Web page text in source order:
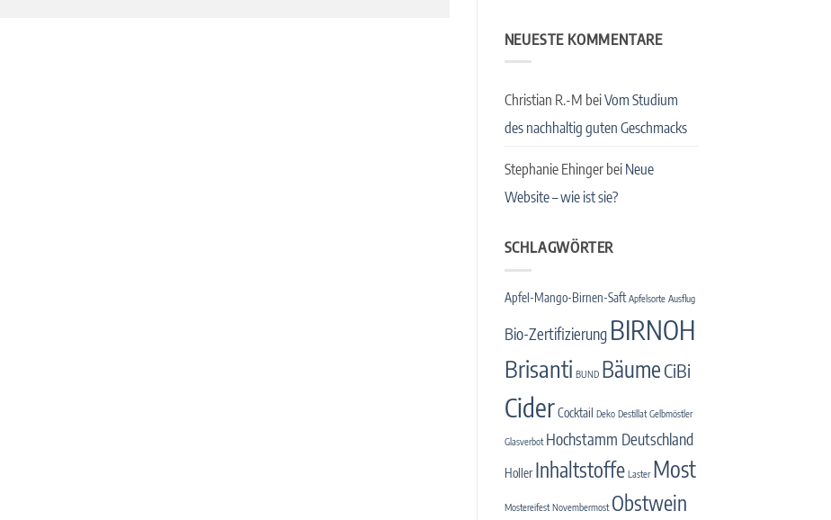
NEUESTE KOMMENTARE
Christian R.-M beiVom Studium
des nachhaltig guten Geschmacks
Stephanie Ehingerbei Neue
Website – wie ist sie?
SCHLAGWÖRTER
Apfel-Mango-Birnen-Saft Apfelsorte Ausflug
Bio-Zertifizierung BIRNOH
Brisanti BUND BäumeCiBi
Cider Cocktail Deko Destillat Gelbmöstler
Glasverbot Hochstamm Deutschland
Holler Inhaltstoffe Laster Most
Mostereifest Novembermost Obstwein